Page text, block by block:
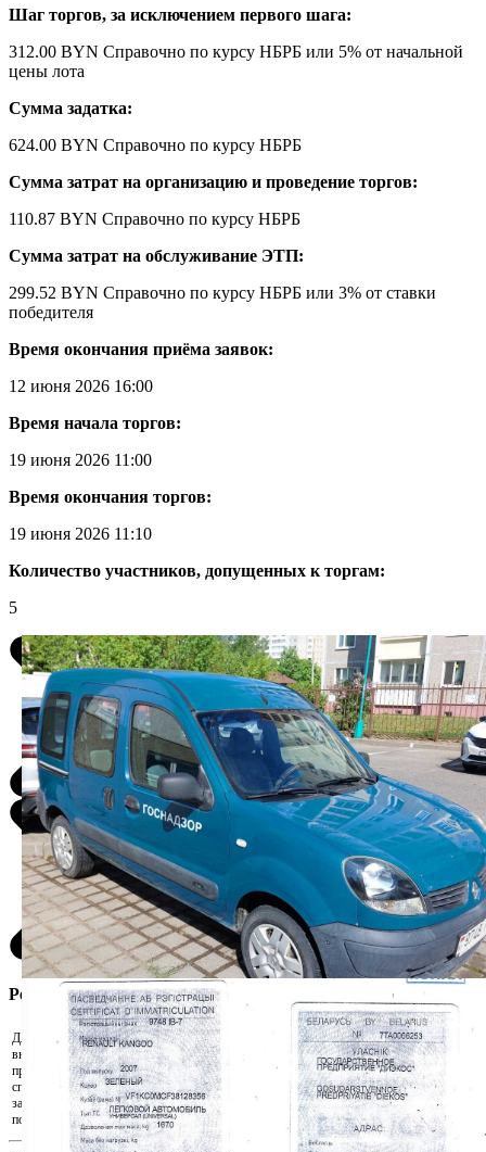
Шаг торгов, за исключением первого шага:
312.00 BYN Справочно по курсу НБРБ или 5% от начальной
цены лота
Сумма задатка:
624.00 BYN Справочно по курсу НБРБ
Сумма затрат на организацию и проведение торгов:
110.87 BYN Справочно по курсу НБРБ
Сумма затрат на обслуживание ЭТП:
299.52 BYN Справочно по курсу НБРБ или 3% от ставки
победителя
Время окончания приёма заявок:
12 июня 2026 16:00
Время начала торгов:
19 июня 2026 11:00
Время окончания торгов:
19 июня 2026 11:10
Количество участников, допущенных к торгам:
5
Регистрация участника
Для участия в аукционе необходимо
внести задаток. Скачайте реквизиты и
произведите оплату удобным для Вас
способом. Для подтверждения внесения
задатка прикрепите документ,
подтверждающий факт оплаты.
Скачать реквизиты на оплату
Прикрепить подтверждения оплаты...